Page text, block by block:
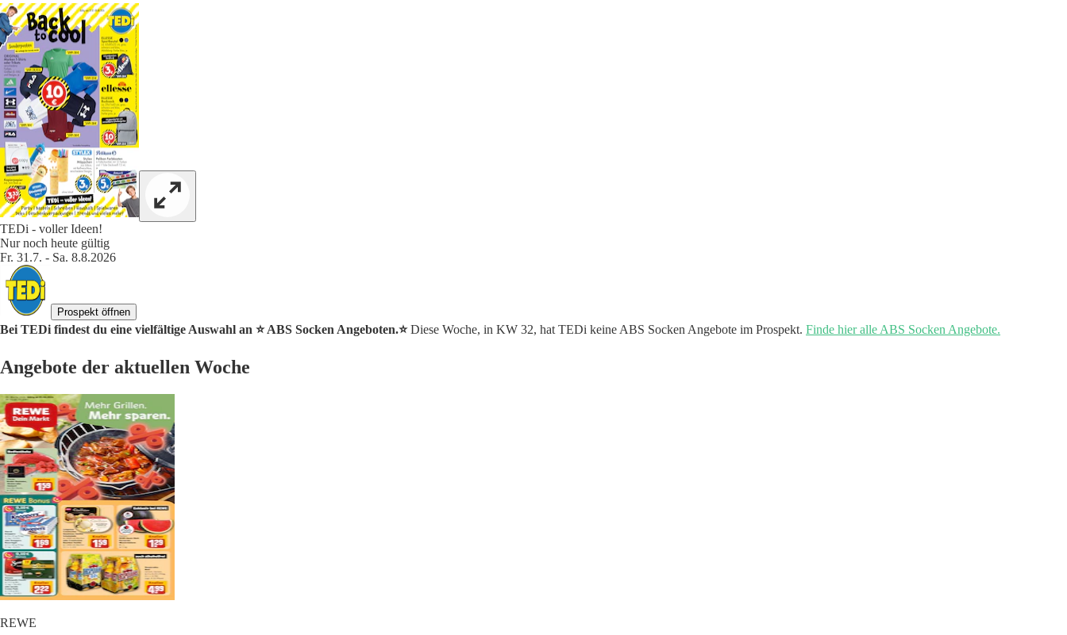
TEDi - voller Ideen!
Nur noch heute gültig
Fr. 31.7. - Sa. 8.8.2026
Prospekt öffnen
Bei TEDi findest du eine vielfältige Auswahl an ⭐️ ABS Socken Angeboten.⭐️Diese Woche, in KW 32, hat TEDi keine ABS Socken Angebote im Prospekt. Finde hier alle ABS Socken Angebote.
Angebote der aktuellen Woche
REWE